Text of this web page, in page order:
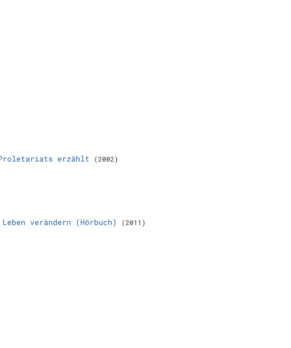
Proletariats erzählt (2002)
verändern (Hörbuch) (2011)